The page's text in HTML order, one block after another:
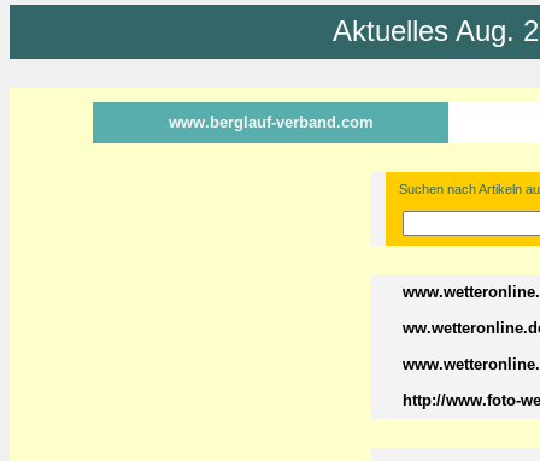
Aktuelles Aug.
www.berglauf-verband.com
Suchen nach Artikeln
http://www.foto-